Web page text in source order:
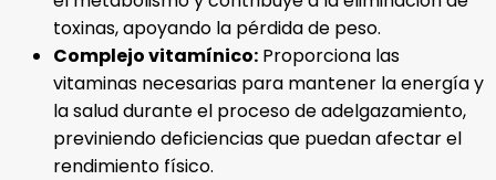
toxinas, apoyando la pérdida de peso.
Complejo vitamínico: Proporciona las
vitaminas necesarias para mantener la energía y
la salud durante el proceso de adelgazamiento,
previniendo deficiencias que puedan afectar el
rendimiento físico.